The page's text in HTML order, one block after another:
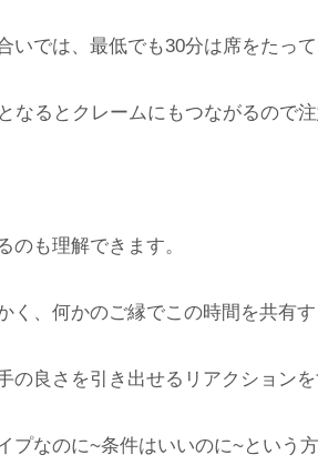
いでは、最低でも30分は席をたっ
なるとクレームにもつながるので
のも理解できます。
く、何かのご縁でこの時間を共有
の良さを引き出せるリアクション
プなのに~条件はいいのに~という